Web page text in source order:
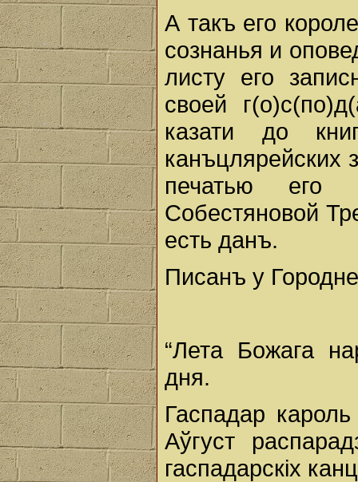
А такъ его
сознанья и
листу его
своей
казати до
канъцлярейских
печатью его
Собестяновой
есть данъ.
Писанъ у
“Лета Божага
дня.
Гаспадар кароль
Аўгуст
гаспадарскіх